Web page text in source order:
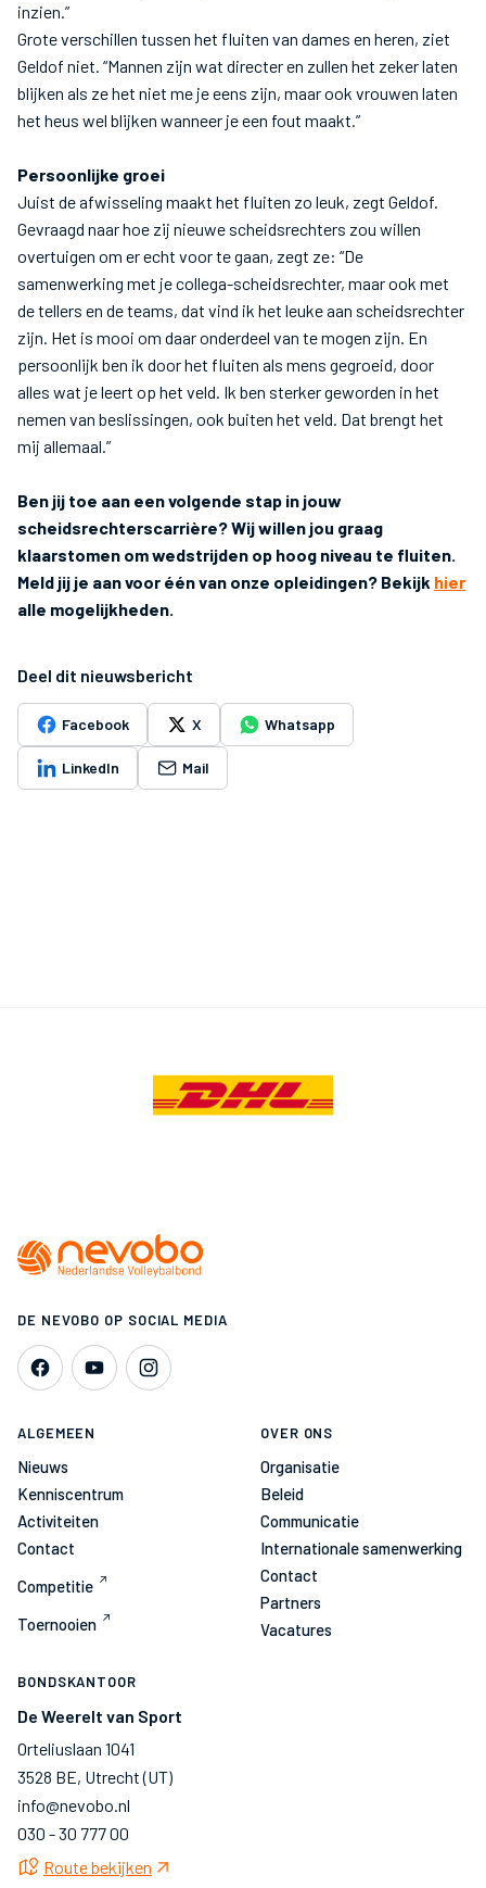
inzien.”
Grote verschillen tussen het fluiten van dames en heren, ziet
Geldof niet. “Mannen zijn wat directer en zullen het zeker laten
blijken als ze het niet me je eens zijn, maar ook vrouwen laten
het heus wel blijken wanneer je een fout maakt.”
Persoonlijke groei
Juist de afwisseling maakt het fluiten zo leuk, zegt Geldof.
Gevraagd naar hoe zij nieuwe scheidsrechters zou willen
overtuigen om er echt voor te gaan, zegt ze: “De
samenwerking met je collega-scheidsrechter, maar ook met
de tellers en de teams, dat vind ik het leuke aan scheidsrechter
zijn. Het is mooi om daar onderdeel van te mogen zijn. En
persoonlijk ben ik door het fluiten als mens gegroeid, door
alles wat je leert op het veld. Ik ben sterker geworden in het
nemen van beslissingen, ook buiten het veld. Dat brengt het
mij allemaal.”
Ben jij toe aan een volgende stap in jouw
scheidsrechterscarrière? Wij willen jou graag
klaarstomen om wedstrijden op hoog niveau te fluiten.
Meld jij je aan voor één van onze opleidingen? Bekijk hier
alle mogelijkheden.
Deel dit nieuwsbericht
Facebook X Whatsapp
LinkedIn Mail
DE NEVOBO OP SOCIAL MEDIA
ALGEMEEN
Nieuws
Kenniscentrum
Activiteiten
Contact
Competitie
Toernooien
OVER ONS
Organisatie
Beleid
Communicatie
Internationale samenwerking
Contact
Partners
Vacatures
BONDSKANTOOR
De Weerelt van Sport
Orteliuslaan 1041
3528 BE, Utrecht (UT)
info@nevobo.nl
030 - 30 777 00
Route bekijken